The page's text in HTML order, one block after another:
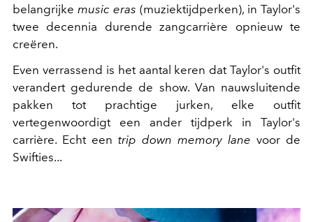
belangrijke music eras (muziektijdperken), in Taylor's
twee decennia durende zangcarrière opnieuw te
creëren.
Even verrassend is het aantal keren dat Taylor's outfit
verandert gedurende de show. Van nauwsluitende
pakken tot prachtige jurken, elke outfit
vertegenwoordigt een ander tijdperk in Taylor's
carrière. Echt een trip down memory lane voor de
Swifties...